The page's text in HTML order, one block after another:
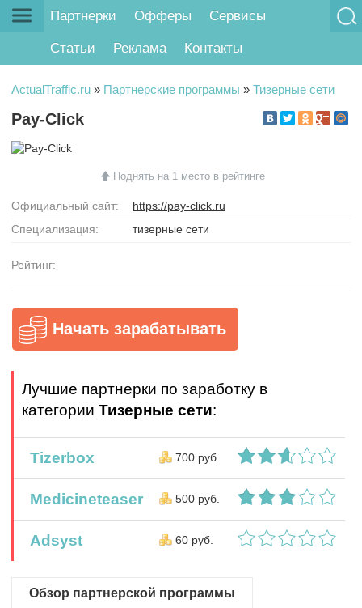
Партнерки Офферы Сервисы
Статьи Реклама Контакты
ActualTraffic.ru » Партнерские программы » Тизерные сети
Pay-Click
Поднять на 1 место в рейтинге
Официальный сайт:
https://pay-click.ru
Специализация:
тизерные сети
Рейтинг:
Начать зарабатывать
Лучшие партнерки по заработку в
категории Тизерные сети:
Tizerbox 700 руб.
Medicineteaser 500 руб.
Adsyst 60 руб.
Обзор партнерской программы